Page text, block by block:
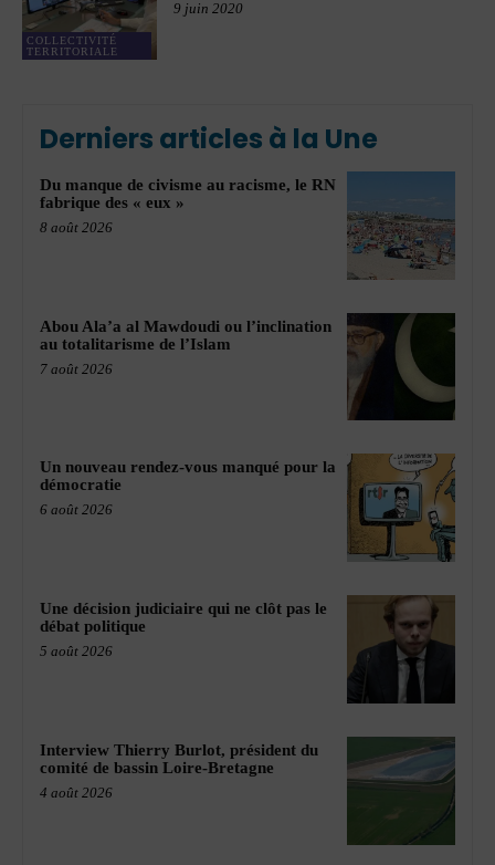
COLLECTIVITÉ
TERRITORIALE
9 juin 2020
Derniers articles à la Une
Du manque de civisme au racisme, le RN
fabrique des « eux »
8 août 2026
Abou Ala’a al Mawdoudi ou l’inclination
au totalitarisme de l’Islam
7 août 2026
Un nouveau rendez-vous manqué pour la
démocratie
6 août 2026
Une décision judiciaire qui ne clôt pas le
débat politique
5 août 2026
Interview Thierry Burlot, président du
comité de bassin Loire-Bretagne
4 août 2026